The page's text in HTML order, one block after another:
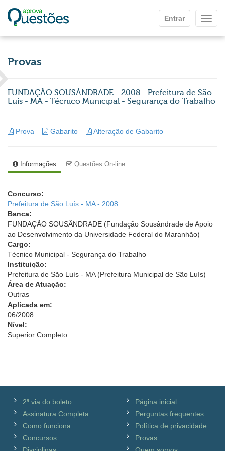
Entrar
Provas
FUNDAÇÃO SOUSÂNDRADE - 2008 - Prefeitura de São
Luís - MA - Técnico Municipal - Segurança do Trabalho
Prova Gabarito Alteração de Gabarito
Informações Questões On-line
Concurso:
Prefeitura de São Luís - MA - 2008
Banca:
FUNDAÇÃO SOUSÂNDRADE (Fundação Sousândrade de Apoio
ao Desenvolvimento da Universidade Federal do Maranhão)
Cargo:
Técnico Municipal - Segurança do Trabalho
Instituição:
Prefeitura de São Luís - MA (Prefeitura Municipal de São Luís)
Área de Atuação:
Outras
Aplicada em:
06/2008
Nível:
Superior Completo
2ª via do boleto
Assinatura Completa
Como funciona
Concursos
Página inicial
Perguntas frequentes
Política de privacidade
Provas